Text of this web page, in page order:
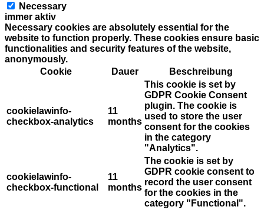
Necessary
immer aktiv
Necessary cookies are absolutely essential for the
website to function properly. These cookies ensure basic
functionalities and security features of the website,
anonymously.
Cookie
Dauer Beschreibung
cookielawinfo-
checkbox-analytics
11
months
This cookie is set by
GDPR Cookie Consent
plugin. The cookie is
used to store the user
consent for the cookies
in the category
"Analytics".
cookielawinfo-
checkbox-functional
11
months
The cookie is set by
GDPR cookie consent to
record the user consent
for the cookies in the
category "Functional".